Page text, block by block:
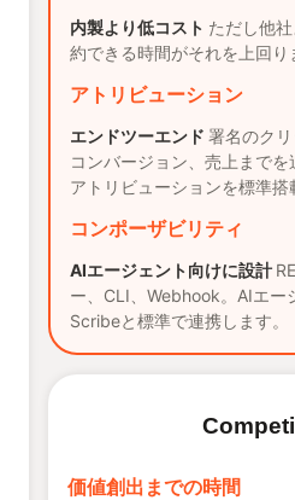
内製より低コスト ただし他
約できる時間がそれを上回り
アトリビューション
エンドツーエンド 署名のク
コンバージョン、売上まで
アトリビューションを標準搭
コンポーザビリティ
AIエージェント向けに設計
ー、CLI、Webhook。AIエー
Scribeと標準で連携します。
価値創出までの時間